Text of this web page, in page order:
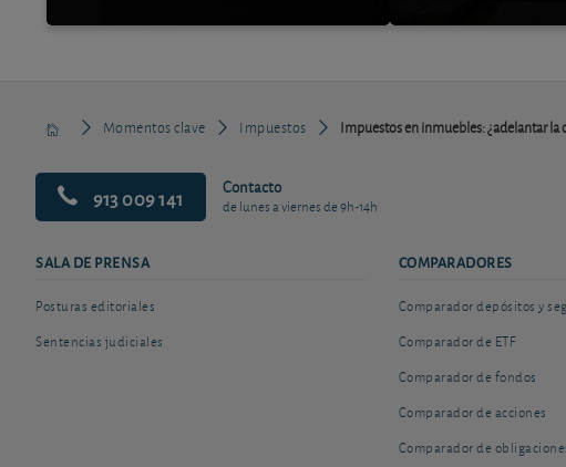
Momentos clave Impuestos Impuestos en inmuebles: ¿adelantar la
913 009 141 Contacto
de lunes a viernes de 9h-14h
SALA DE PRENSA
Posturas editoriales
Sentencias judiciales
COMPARADORES
Comparador depósitos y
Comparador de ETF
Comparador de fondos
Comparador de acciones
Comparador de